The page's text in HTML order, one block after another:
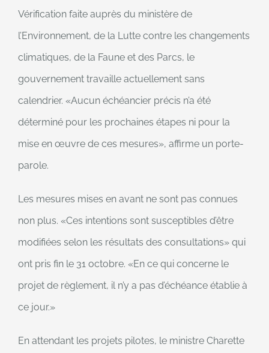
Vérification faite auprès du ministère de
l’Environnement, de la Lutte contre les changements
climatiques, de la Faune et des Parcs, le
gouvernement travaille actuellement sans
calendrier.
Aucun échéancier précis n’a été
déterminé pour les prochaines étapes ni pour la
mise en œuvre de ces mesures , affirme un porte-
parole.
Les mesures mises en avant ne sont pas connues
non plus.
Ces intentions sont susceptibles d’être
modifiées selon les résultats des consultations
qui
ont pris fin le 31 octobre.
En ce qui concerne le
projet de règlement, il n’y a pas d’échéance établie à
ce jour.
En attendant les projets pilotes, le ministre Charette